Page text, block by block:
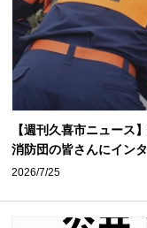
【週刊久喜市ニュース
消防団の皆さんにイン
2026/7/25